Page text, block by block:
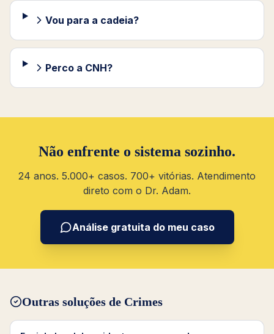
Vou para a cadeia?
Perco a CNH?
Não enfrente o sistema sozinho.
24 anos. 5.000+ casos. 700+ vitórias. Atendimento
direto com o Dr. Adam.
Análise gratuita do meu caso
Outras soluções de Crimes